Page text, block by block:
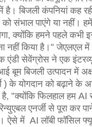
बिजली कंपनियां कह
संभाल पाएंगे या नहीं।
क्‍योंकि हमने पहले कभी
नहीं किया है।" जेएलएल में
एंडी सेवेंग्रोस ने एक
बूम बिजली उत्‍पादन में
) के योगदान को बढ़ाने के
है, "क्योंकि फिलहाल हम AI
एनर्जी से पूरा कर
ऐसे में AI लॉबी फॉसिल